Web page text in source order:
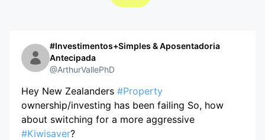
#Investimentos+Simples & Aposentadoria
Antecipada
@ArthurVallePhD
Hey New Zealanders #Property
ownership/investing has been failing So, how
about switching for a more aggressive
#Kiwisaver?